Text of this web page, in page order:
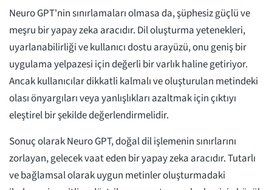
Neuro GPT'nin sınırlamaları olmasa da, şüphesiz güçlü ve
meşru bir yapay zeka aracıdır. Dil oluşturma yetenekleri,
uyarlanabilirliği ve kullanıcı dostu arayüzü, onu geniş bir
uygulama yelpazesi için değerli bir varlık haline getiriyor.
Ancak kullanıcılar dikkatli kalmalı ve oluşturulan metindeki
olası önyargıları veya yanlışlıkları azaltmak için çıktıyı
eleştirel bir şekilde değerlendirmelidir.
Sonuç olarak Neuro GPT, doğal dil işlemenin sınırlarını
zorlayan, gelecek vaat eden bir yapay zeka aracıdır. Tutarlı
ve bağlamsal olarak uygun metinler oluşturmadaki